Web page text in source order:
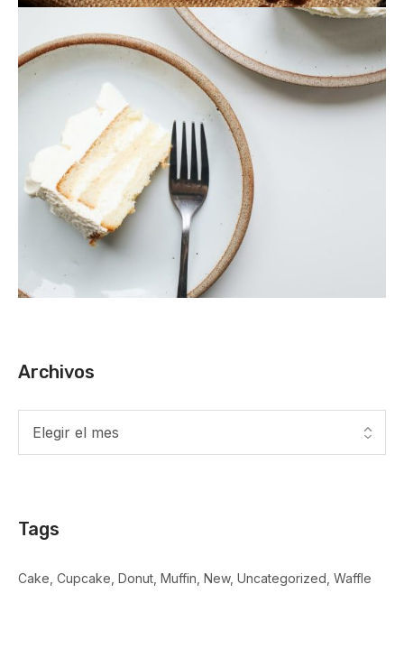
Archivos
Tags
Cake Cupcake Donut Muffin New Uncategorized Waffle